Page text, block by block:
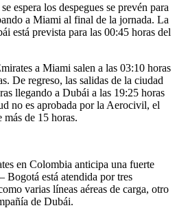
espera los despegues se prevén para
a Miami al final de la jornada. La
está prevista para las 00:45 horas del
a Miami salen a las 03:10 horas
De regreso, las salidas de la ciudad
llegando a Dubái a las 19:25 horas
no es aprobada por la Aerocivil, el
de 15 horas.
en Colombia anticipa una fuerte
Bogotá está atendida por tres
varias líneas aéreas de carga, otro
de Dubái.